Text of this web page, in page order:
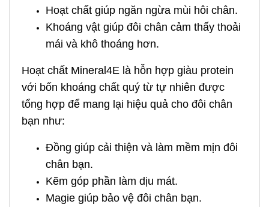
Hoạt chất giúp ngăn ngừa mùi hôi chân.
Khoáng vật giúp đôi chân cảm thấy thoải
mái và khô thoáng hơn.
Hoạt chất Mineral4E là hỗn hợp giàu protein
với bốn khoáng chất quý từ tự nhiên được
tổng hợp để mang lại hiệu quả cho đôi chân
bạn như:
Đồng giúp cải thiện và làm mềm mịn đôi
chân bạn.
Kẽm góp phần làm dịu mát.
Magie giúp bảo vệ đôi chân bạn.